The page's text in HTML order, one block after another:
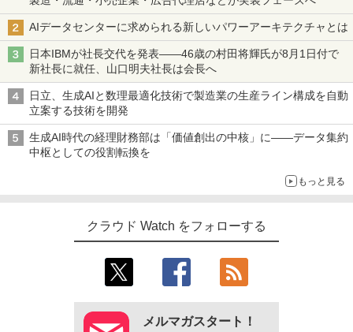
AIデータセンターに求められる新しいパワーアーキテクチャとは
日本IBMが社長交代を発表――46歳の村田将輝氏が8月1日付で
新社長に就任、山口明夫社長は会長へ
日立、生成AIと数理最適化技術で製造業の生産ライン構成を自動
立案する技術を開発
生成AI時代の経理財務部は「価値創出の中核」に――データ集約
中枢としての役割転換を
もっと見る
クラウド Watch をフォローする
メルマガスタート！